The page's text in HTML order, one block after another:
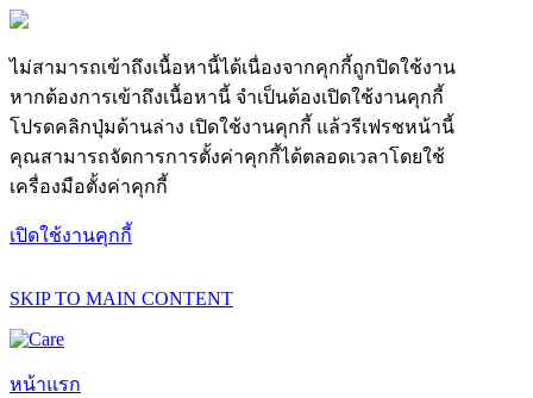
ไม่สามารถเข้าถึงเนื้อหานี้ได้เนื่องจากคุกกี้ถูกปิดใช้งาน
หากต้องการเข้าถึงเนื้อหานี้ จำเป็นต้องเปิดใช้งานคุกกี้
โปรดคลิกปุ่มด้านล่าง เปิดใช้งานคุกกี้ แล้วรีเฟรชหน้านี้
คุณสามารถจัดการการตั้งค่าคุกกี้ได้ตลอดเวลาโดยใช้
เครื่องมือตั้งค่าคุกกี้
เปิดใช้งานคุกกี้
SKIP TO MAIN CONTENT
หน้าแรก